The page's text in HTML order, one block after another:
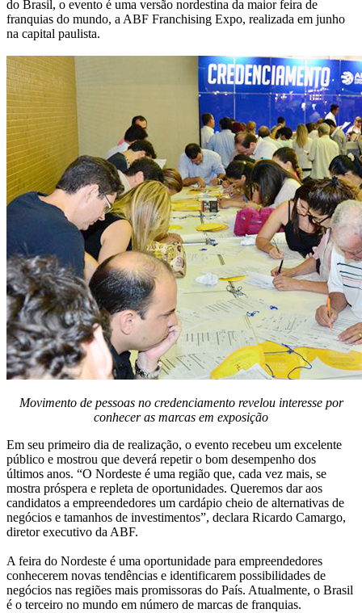
do Brasil, o evento é uma versão nordestina da maior feira de
franquias do mundo, a ABF Franchising Expo, realizada em junho
na capital paulista.
Movimento de pessoas no credenciamento revelou interesse por
conhecer as marcas em exposição
Em seu primeiro dia de realização, o evento recebeu um excelente
público e mostrou que deverá repetir o bom desempenho dos
últimos anos. “O Nordeste é uma região que, cada vez mais, se
mostra próspera e repleta de oportunidades. Queremos dar aos
candidatos a empreendedores um cardápio cheio de alternativas de
negócios e tamanhos de investimentos”, declara Ricardo Camargo,
diretor executivo da ABF.
A feira do Nordeste é uma oportunidade para empreendedores
conhecerem novas tendências e identificarem possibilidades de
negócios nas regiões mais promissoras do País. Atualmente, o Brasil
é o terceiro no mundo em número de marcas de franquias.